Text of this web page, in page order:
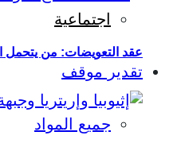
اجتماعية
تقدير موقف
جميع المواد
عقد التعويضات: من يتحمل